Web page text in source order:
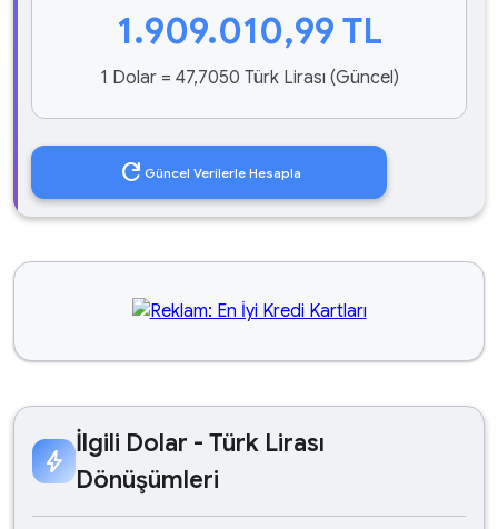
1.909.010,99 TL
1 Dolar = 47,7050 Türk Lirası (Güncel)
refresh Güncel Verilerle Hesapla
bolt
İlgili Dolar - Türk Lirası
Dönüşümleri